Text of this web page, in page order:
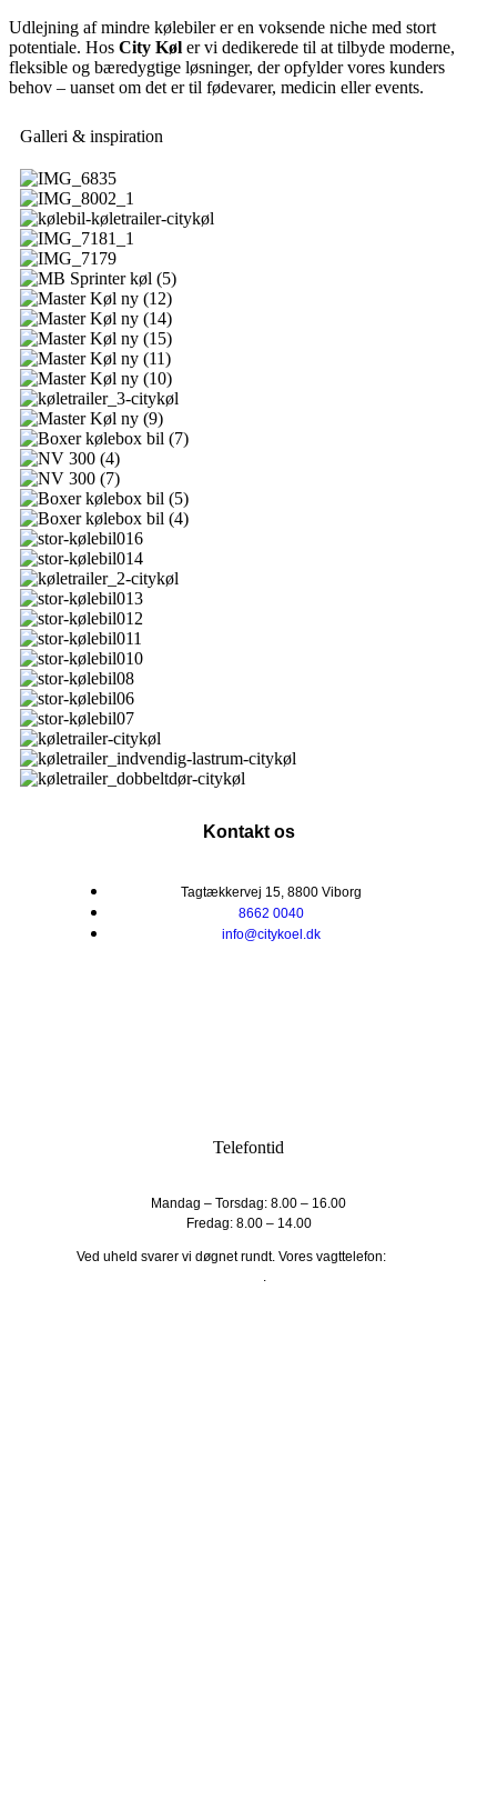
Udlejning af mindre kølebiler er en voksende niche med stort
potentiale. Hos City Køl er vi dedikerede til at tilbyde moderne,
fleksible og bæredygtige løsninger, der opfylder vores kunders
behov – uanset om det er til fødevarer, medicin eller events.
Galleri & inspiration
Kontakt os
Tagtækkervej 15, 8800 Viborg
8662 0040
info@citykoel.dk
Telefontid
Mandag – Torsdag: 8.00 – 16.00
Fredag: 8.00 – 14.00
Ved uheld svarer vi døgnet rundt. Vores vagttelefon:
.